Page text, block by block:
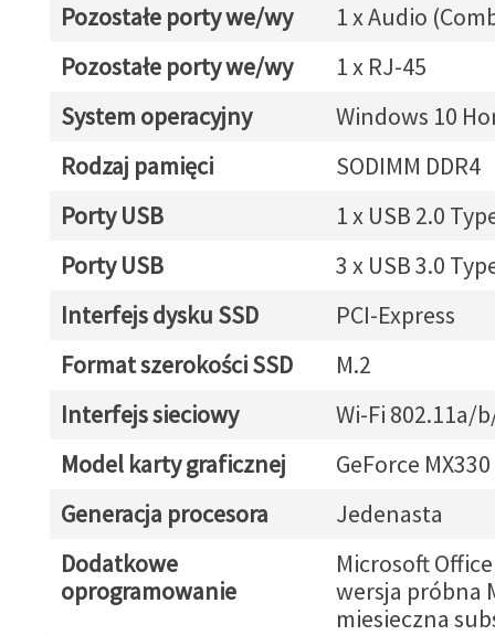
Pozostałe porty we/wy
1 x Audio
Pozostałe porty we/wy
1 x RJ-45
System operacyjny
Windows 10
Rodzaj pamięci
SODIMM DDR4
Porty USB
1 x USB 2.0
Porty USB
3 x USB 3.0
Interfejs dysku SSD
PCI-Express
Format szerokości SSD
M.2
Interfejs sieciowy
Wi-Fi 802.11a/
Model karty graficznej
GeForce MX330
Generacja procesora
Jedenasta
Dodatkowe
oprogramowanie
Microsoft
wersja próbna
miesieczna